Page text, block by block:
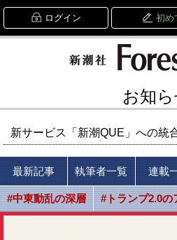
ログイン 初め
お知
新サービス「新潮QUE」への統
最新記事 執筆者一覧 連載
#中東動乱の深層 #トランプ2.0の